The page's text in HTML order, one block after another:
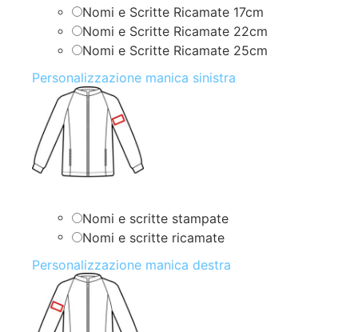
Nomi e Scritte Ricamate 17cm
Nomi e Scritte Ricamate 22cm
Nomi e Scritte Ricamate 25cm
Personalizzazione manica sinistra
Nomi e scritte stampate
Nomi e scritte ricamate
Personalizzazione manica destra